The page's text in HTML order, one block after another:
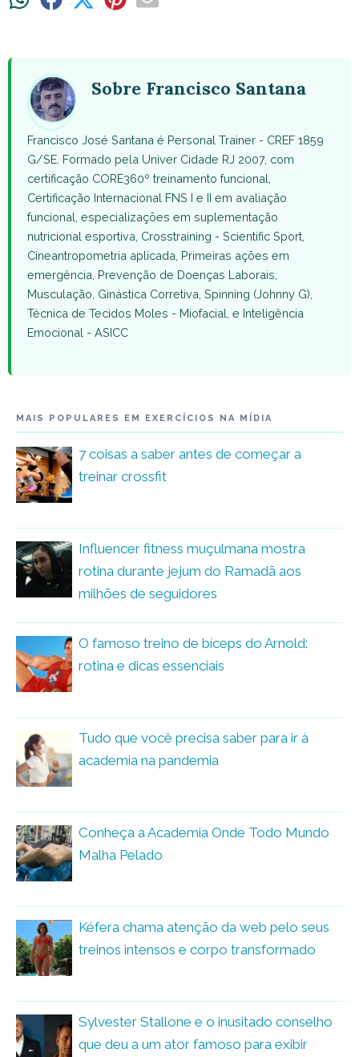
Sobre Francisco Santana
Francisco José Santana é Personal Trainer - CREF 1859
G/SE. Formado pela Univer Cidade RJ 2007, com
certificação CORE360º treinamento funcional,
Certificação Internacional FNS I e II em avaliação
funcional, especializações em suplementação
nutricional esportiva, Crosstraining - Scientific Sport,
Cineantropometria aplicada, Primeiras ações em
emergência, Prevenção de Doenças Laborais,
Musculação, Ginástica Corretiva, Spinning (Johnny G),
Técnica de Tecidos Moles - Miofacial, e Inteligência
Emocional - ASICC
MAIS POPULARES EM EXERCÍCIOS NA MÍDIA
7 coisas a saber antes de começar a
treinar crossfit
Influencer fitness muçulmana mostra
rotina durante jejum do Ramadã aos
milhões de seguidores
O famoso treino de bíceps do Arnold:
rotina e dicas essenciais
Tudo que você precisa saber para ir à
academia na pandemia
Conheça a Academia Onde Todo Mundo
Malha Pelado
Kéfera chama atenção da web pelo seus
treinos intensos e corpo transformado
Sylvester Stallone e o inusitado conselho
que deu a um ator famoso para exibir